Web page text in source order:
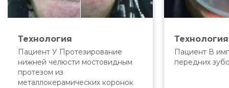
Технология
Пациент У Протезирование
нижней челюсти мостовидным
протезом из
металлокерамических коронок
Технология
Пациент В
передних